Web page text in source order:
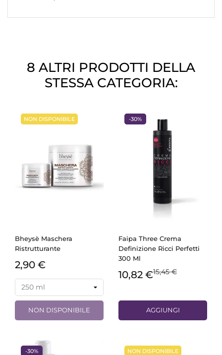
8 ALTRI PRODOTTI DELLA
STESSA CATEGORIA:
Bheysè Maschera
Ristrutturante
2,90 €
NON DISPONIBILE
NON DISPONIBILE
Faipa Three Crema
Definizione Ricci Perfetti
300 Ml
10,82 €15,45 €
AGGIUNGI
-30%
-30% NON DISPONIBILE